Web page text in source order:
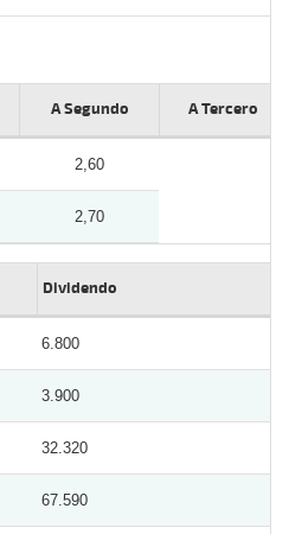
A Segundo A Tercero
2,60
2,70
Dividendo
6.800
3.900
32.320
67.590